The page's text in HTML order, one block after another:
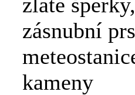
zásnubní
kameny